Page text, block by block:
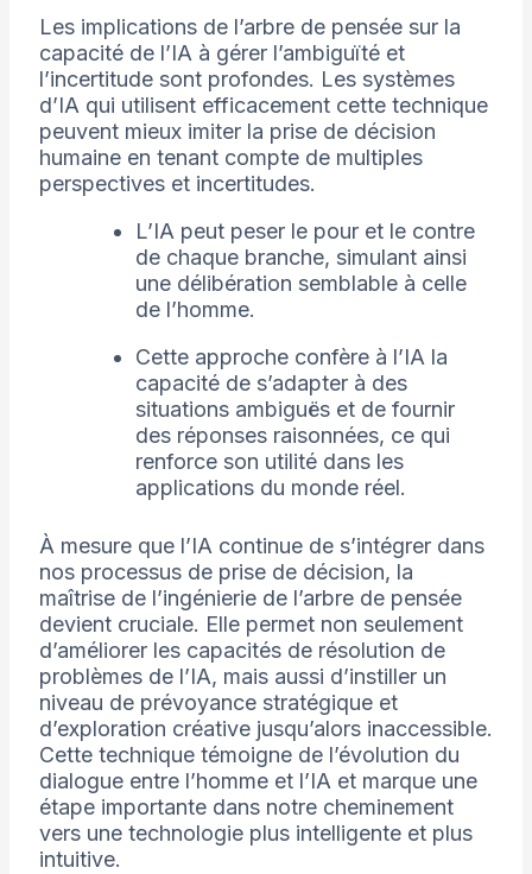
Les implications de l’arbre de pensée sur la
capacité de l’IA à gérer l’ambiguïté et
l’incertitude sont profondes. Les systèmes
d’IA qui utilisent efficacement cette technique
peuvent mieux imiter la prise de décision
humaine en tenant compte de multiples
perspectives et incertitudes.
L’IA peut peser le pour et le contre
de chaque branche, simulant ainsi
une délibération semblable à celle
de l’homme.
Cette approche confère à l’IA la
capacité de s’adapter à des
situations ambiguës et de fournir
des réponses raisonnées, ce qui
renforce son utilité dans les
applications du monde réel.
À mesure que l’IA continue de s’intégrer dans
nos processus de prise de décision, la
maîtrise de l’ingénierie de l’arbre de pensée
devient cruciale. Elle permet non seulement
d’améliorer les capacités de résolution de
problèmes de l’IA, mais aussi d’instiller un
niveau de prévoyance stratégique et
d’exploration créative jusqu’alors inaccessible.
Cette technique témoigne de l’évolution du
dialogue entre l’homme et l’IA et marque une
étape importante dans notre cheminement
vers une technologie plus intelligente et plus
intuitive.